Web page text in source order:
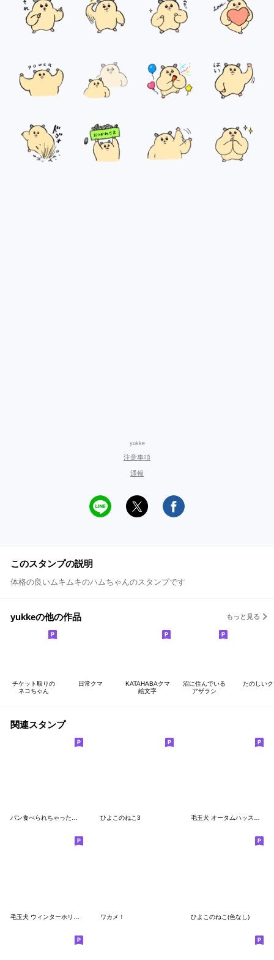
yukke
注意事項
通報
このスタンプの説明
体格の良いムキムキのハムちゃんのスタンプです
yukkeの他の作品 もっと見る
チケット取りの
ネコちゃん
日常クマ
KATAHABAクマ
絵文字
沼に住んでいる
アザラシ
たのしい
関連スタンプ
パン食べられちゃった！ゆるゆるクレヨン編 ひよこのねこ3 毛玉犬 オータムハッスル編
ワカメ！ ひよこのねこ(色なし)